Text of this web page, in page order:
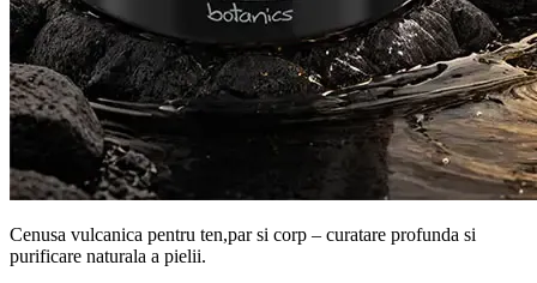
Cenusa vulcanica pentru ten,par si corp – curatare profunda si
purificare naturala a pielii.